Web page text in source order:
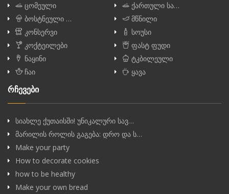
ცომეული
ქართული სა…
ბოსტნეული …
მწნილი
კონსერვი
სოუსი
კოქტეილები
ფასტ ფუდი
ნაყინი
ტკბილეული
ჩაი
ყავა
რჩევები
სიახლე ქუთაისში! უნიკალური სავ…
მარილის როლის გაგება: დრო და ს…
Make your party
How to decorate cookies
how to be healthy
Make your own bread